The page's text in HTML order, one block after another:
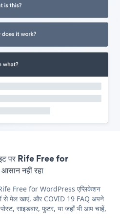
पर Rife Free for
नहीं रहा
Free for WordPress एप्लिकेशन
से मेल खाएं, और COVID 19 FAQ अपने
साइडबार, फुटर, या जहाँ भी आप चाहें,